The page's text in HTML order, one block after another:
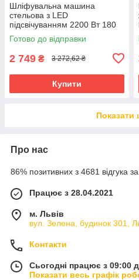
Шліфувальна машина
стельова з LED
підсвічуванням 2200 Вт 180
мм Boxer BX-701 машинка
для стелі та стін
Готово до відправки
2 749 ₴ 3 272,62 ₴
Купити
Показати
Про нас
86% позитивних з 4681 відгука за
Працює з 28.04.2021
м. Львів
вул. Зелена, будинок 301,
Контакти
Сьогодні працює з 09:00
Показати весь графік